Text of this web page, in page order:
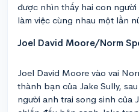
được nhìn thấy hai con
làm việc cùng nhau một lần
Joel David Moore/Norm
Joel David Moore vào vai
thành bạn của Jake Sully,
người anh trai song sinh của